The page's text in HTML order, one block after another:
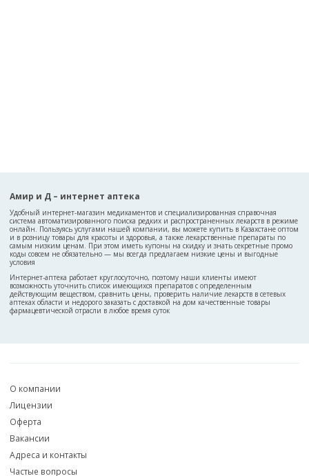
Амир и Д – интернет аптека
Удобный интернет-магазин медикаментов и специализированная справочная
система автоматизированного поиска редких и распространенных лекарств в режиме
онлайн. Пользуясь услугами нашей компании, вы можете купить в Казахстане оптом
и в розницу товары для красоты и здоровья, а также лекарственные препараты по
самым низким ценам. При этом иметь купоны на скидку и знать секретные промо
коды совсем не обязательно — мы всегда предлагаем низкие цены и выгодные
условия
Интернет-аптека работает круглосуточно, поэтому наши клиенты имеют
возможность уточнить список имеющихся препаратов с определенным
действующим веществом, сравнить цены, проверить наличие лекарств в сетевых
аптеках области и недорого заказать с доставкой на дом качественные товары
фармацевтической отрасли в любое время суток
О компании
Лицензии
Оферта
Вакансии
Адреса и контакты
Частые вопросы